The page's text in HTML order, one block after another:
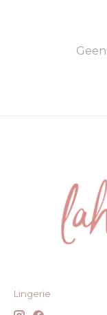
Lingerie